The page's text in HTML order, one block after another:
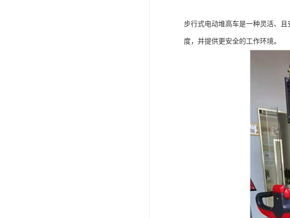
步行式电动堆高车是一种灵活、
度，并提供更安全的工作环境。